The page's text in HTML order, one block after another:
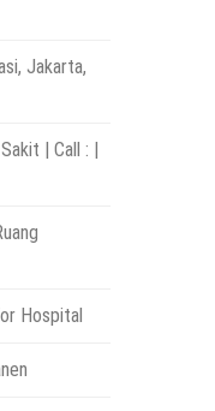
Jakarta,
| Call : |
Hospital